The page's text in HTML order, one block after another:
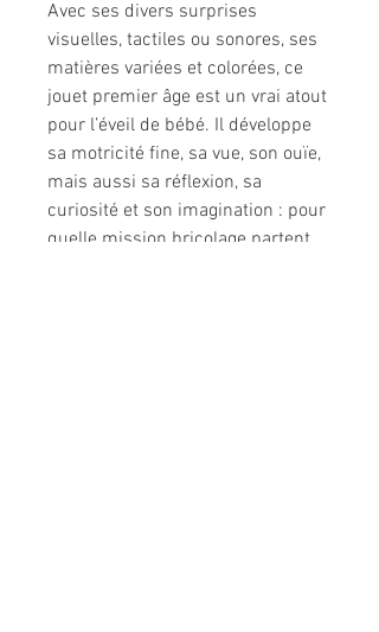
Avec ses divers surprises
visuelles, tactiles ou sonores, ses
matières variées et colorées, ce
jouet premier âge est un vrai atout
pour l’éveil de bébé. Il développe
sa motricité fine, sa vue, son ouïe,
mais aussi sa réflexion, sa
curiosité et son imagination : pour
quelle mission bricolage partent